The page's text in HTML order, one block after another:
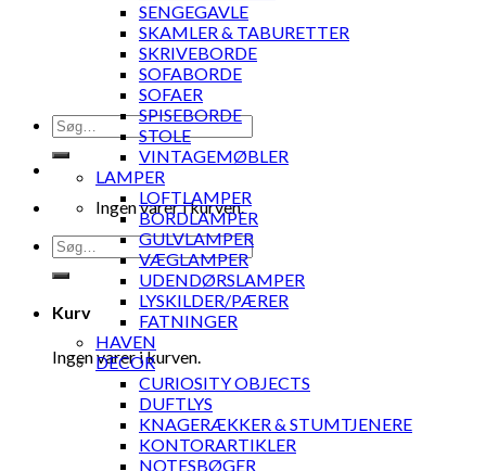
Søg
efter:
Ingen varer i kurven.
Søg
efter:
Kurv
Ingen varer i kurven.
SENGEGAVLE
SKAMLER & TABURETTER
SKRIVEBORDE
SOFABORDE
SOFAER
SPISEBORDE
STOLE
VINTAGEMØBLER
LAMPER
LOFTLAMPER
BORDLAMPER
GULVLAMPER
VÆGLAMPER
UDENDØRSLAMPER
LYSKILDER/PÆRER
FATNINGER
HAVEN
DECOR
CURIOSITY OBJECTS
DUFTLYS
KNAGERÆKKER & STUMTJENERE
KONTORARTIKLER
NOTESBØGER